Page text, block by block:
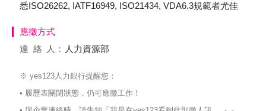
悉ISO26262, IATF16949, ISO21434, VDA6.3規範者尤佳
應徵方式
連絡
人： 人力資源部
※ yes123人力銀行提醒您：
• 履歷表關閉狀態，仍可應徵工作！